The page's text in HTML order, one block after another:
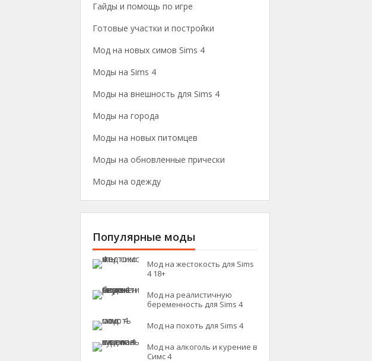
Гайды и помощь по игре
Готовые участки и постройки
Мод на новых симов Sims 4
Моды на Sims 4
Моды на внешность для Sims 4
Моды на города
Моды на новых питомцев
Моды на обновленные прически
Моды на одежду
Популярные моды
Мод на жестокость для Sims
4 18+
Мод на реалистичную
беременность для Sims 4
Мод на похоть для Sims 4
Мод на алкоголь и курение в
Симс 4